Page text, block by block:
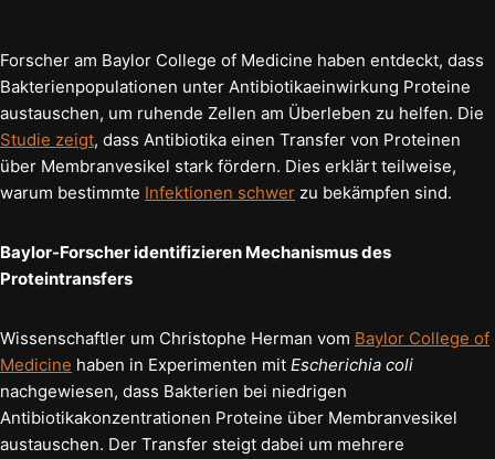
Forscher am Baylor College of Medicine haben entdeckt, dass
Bakterienpopulationen unter Antibiotikaeinwirkung Proteine
austauschen, um ruhende Zellen am Überleben zu helfen. Die
Studie zeigt, dass Antibiotika einen Transfer von Proteinen
über Membranvesikel stark fördern. Dies erklärt teilweise,
warum bestimmte Infektionen schwer zu bekämpfen sind.
Baylor-Forscher identifizieren Mechanismus des
Proteintransfers
Wissenschaftler um Christophe Herman vom Baylor College of
Medicine haben in Experimenten mit Escherichia coli
nachgewiesen, dass Bakterien bei niedrigen
Antibiotikakonzentrationen Proteine über Membranvesikel
austauschen. Der Transfer steigt dabei um mehrere